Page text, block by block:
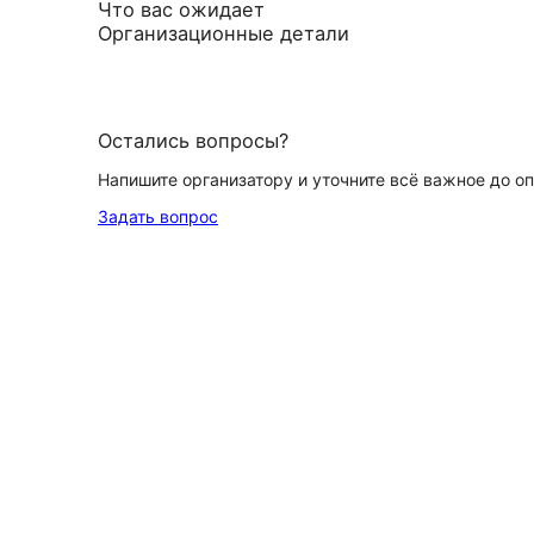
Что вас ожидает
Организационные детали
Остались вопросы?
Напишите организатору и уточните всё важное до
Задать вопрос